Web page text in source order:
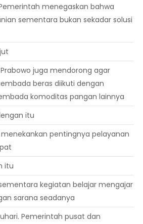
Pemerintah menegaskan bahwa
sementara bukan sekadar solusi
Prabowo juga mendorong agar
beras diikuti dengan
komoditas pangan lainnya
itu
menekankan pentingnya pelayanan
itu
sementara kegiatan belajar mengajar
sarana seadanya
Pemerintah pusat dan